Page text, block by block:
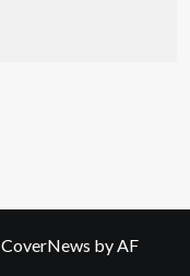
CoverNews by AF